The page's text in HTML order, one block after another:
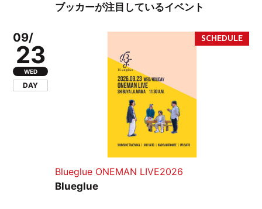
ブッカーが注目しているイベント
09/
23
WED
DAY
Blueglue ONEMAN LIVE2026
Blueglue